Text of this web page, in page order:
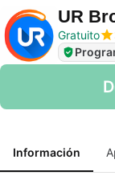
UR
Gratuito
Información